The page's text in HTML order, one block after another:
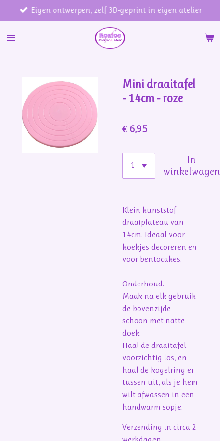
direct
naar
Eigen ontwerpen, zelf 3D-geprint in eigen atelier
Mini draaitafel
- 14cm - roze
€ 6,95
In
winkelwagen
Klein kunststof
draaiplateau van
14cm. Ideaal voor
koekjes decoreren en
voor bentocakes.
Onderhoud:
Maak na elk gebruik
de bovenzijde
schoon met natte
doek.
Haal de draaitafel
voorzichtig los, en
haal de kogelring er
tussen uit, als je hem
wilt afwassen in een
handwarm sopje.
Verzending in circa 2